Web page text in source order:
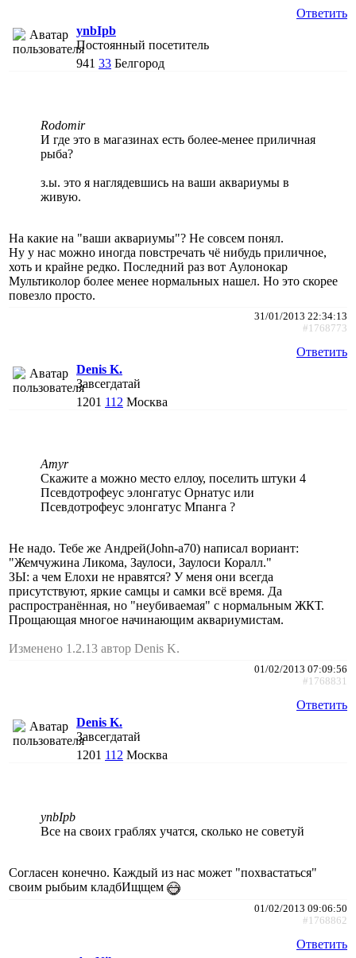
Ответить
ynbIpb
Постоянный посетитель
941 33 Белгород
Rodomir
И где это в магазинах есть более-менее приличная
рыба?
з.ы. это я наглядевшись на ваши аквариумы в
живую.
На какие на "ваши аквариумы"? Не совсем понял.
Ну у нас можно иногда повстречать чё нибудь приличное,
хоть и крайне редко. Последний раз вот Аулонокар
Мультиколор более менее нормальных нашел. Но это скорее
повезло просто.
31/01/2013 22:34:13
#1768773
Ответить
Denis K.
Завсегдатай
1201 112 Москва
Amyr
Скажите а можно место еллоу, поселить штуки 4
Псевдотрофеус элонгатус Орнатус или
Псевдотрофеус элонгатус Мпанга ?
Не надо. Тебе же Андрей(John-a70) написал вориант:
"Жемчужина Ликома, Заулоси, Заулоси Коралл."
ЗЫ: а чем Елохи не нравятся? У меня они всегда
присутствуют, яркие самцы и самки всё время. Да
распространённая, но "неубиваемая" с нормальным ЖКТ.
Прощающая многое начинающим аквариумистам.
Изменено 1.2.13 автор Denis K.
01/02/2013 07:09:56
#1768831
Ответить
Denis K.
Завсегдатай
1201 112 Москва
ynbIpb
Все на своих граблях учатся, сколько не советуй
Согласен конечно. Каждый из нас может "похвастаться"
своим рыбьим кладбИщщем
01/02/2013 09:06:50
#1768862
Ответить